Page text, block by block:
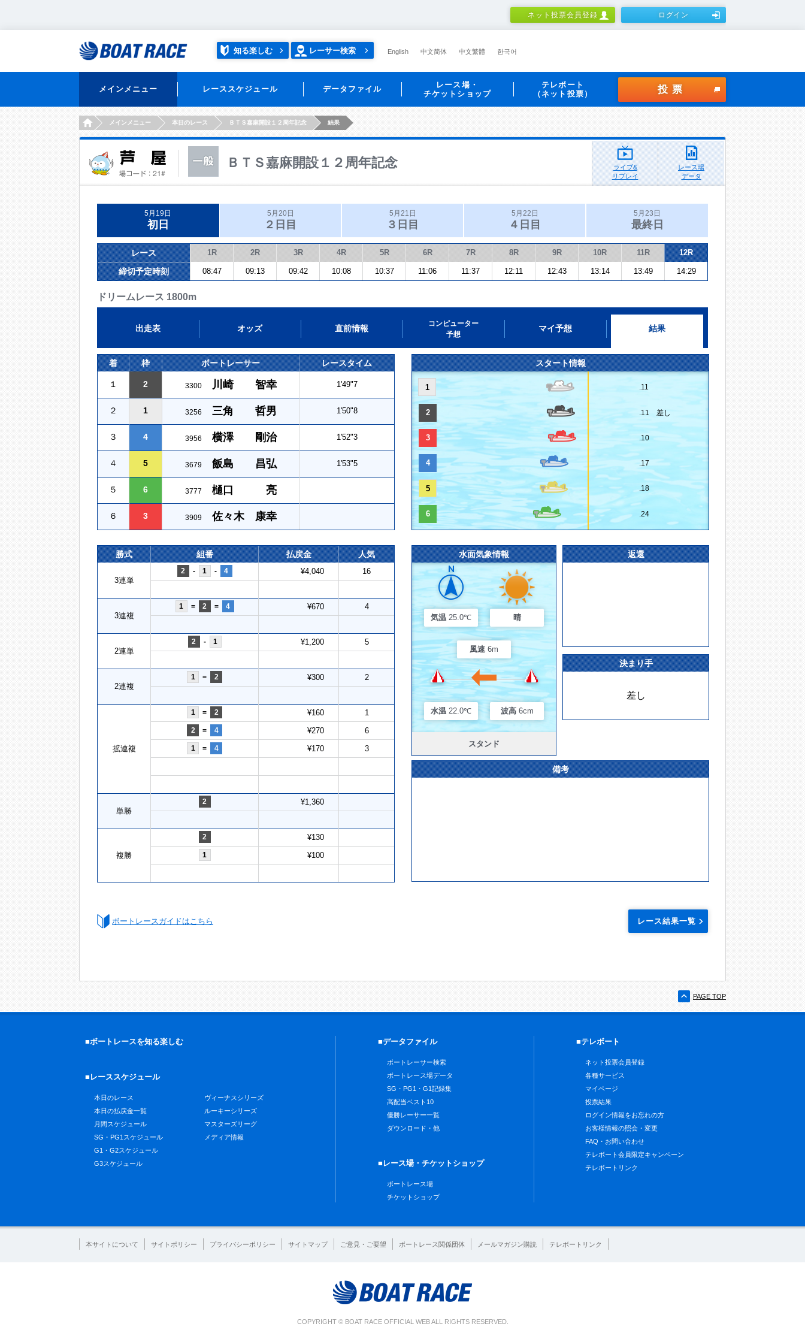
ネット投票会員登録 ログイン
知る楽しむ レーサー検索 English 中文简体 中文繁體 한국어
メインメニュー レーススケジュール データファイル
レース場・
チケットショップ
テレボート
（ネット投票）
投票
HOMEメインメニュー 本日のレース ＢＴＳ嘉麻開設１２周年記念 結果
ＢＴＳ嘉麻開設１２周年記念
ライブ&
リプレイ
レース場
データ
5月19日
初日
5月20日
２日目
5月21日
３日目
5月22日
４日目
5月23日
最終日
レース 1R 2R 3R 4R 5R 6R 7R 8R 9R 10R 11R 12R
締切予定時刻 08:47 09:13 09:42 10:08 10:37 11:06 11:37 12:11 12:43 13:14 13:49 14:29
ドリームレース 1800m
出走表 オッズ 直前情報
コンピューター
予想
マイ予想 結果
着 枠 ボートレーサー レースタイム
１ 2 3300 川崎 智幸 1'49"7
２ 1 3256 三角 哲男 1'50"8
３ 4 3956 横澤 剛治 1'52"3
４ 5 3679 飯島 昌弘 1'53"5
５ 6 3777 樋口 亮
６ 3 3909 佐々木 康幸
スタート情報
1 .11
2 .11 差し
3 .10
4 .17
5 .18
6 .24
勝式 組番 払戻金 人気
3連単
2 - 1 - 4 ¥4,040 16
3連複
1 = 2 = 4 ¥670 4
2連単
2 - 1 ¥1,200 5
2連複
1 = 2 ¥300 2
拡連複
1 = 2 ¥160 1
2 = 4 ¥270 6
1 = 4 ¥170 3
単勝
2 ¥1,360
複勝
2 ¥130
1 ¥100
水面気象情報
気温 25.0℃ 晴
風速 6m
水温 22.0℃ 波高 6cm
スタンド
返還
決まり手
差し
備考
ボートレースガイドはこちら レース結果一覧
PAGE TOP
■ボートレースを知る楽しむ
■レーススケジュール
本日のレース
本日の払戻金一覧
月間スケジュール
SG・PG1スケジュール
G1・G2スケジュール
G3スケジュール
ヴィーナスシリーズ
ルーキーシリーズ
マスターズリーグ
メディア情報
■データファイル
ボートレーサー検索
ボートレース場データ
SG・PG1・G1記録集
高配当ベスト10
優勝レーサー一覧
ダウンロード・他
■レース場・チケットショップ
ボートレース場
チケットショップ
■テレボート
ネット投票会員登録
各種サービス
マイページ
投票結果
ログイン情報をお忘れの方
お客様情報の照会・変更
FAQ・お問い合わせ
テレボート会員限定キャンペーン
テレボートリンク
本サイトについて サイトポリシー プライバシーポリシー サイトマップ ご意見・ご要望 ボートレース関係団体 メールマガジン購読 テレボートリンク
COPYRIGHT © BOAT RACE OFFICIAL WEB ALL RIGHTS RESERVED.